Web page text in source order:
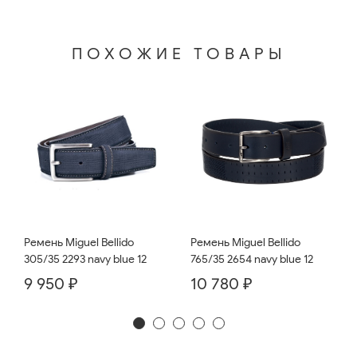
ПОХОЖИЕ ТОВАРЫ
Ремень Miguel Bellido
305/35 2293 navy blue 12
9 950 ₽
Ремень Miguel Bellido
765/35 2654 navy blue 12
10 780 ₽